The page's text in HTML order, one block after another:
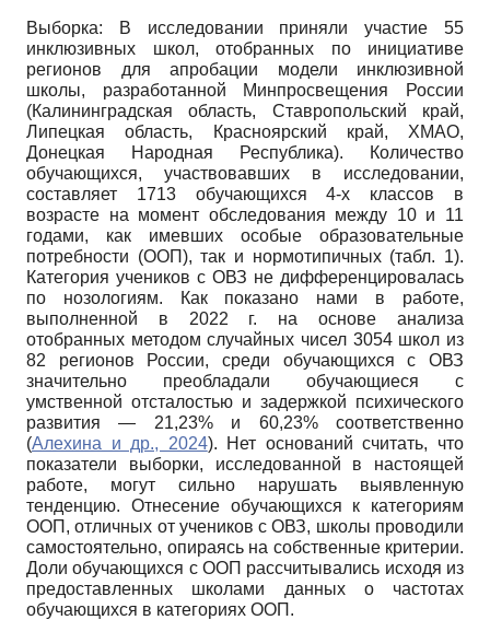
Выборка: В исследовании приняли участие 55
инклюзивных школ, отобранных по инициативе
регионов для апробации модели инклюзивной
школы, разработанной Минпросвещения России
(Калининградская область, Ставропольский край,
Липецкая область, Красноярский край, ХМАО,
Донецкая Народная Республика). Количество
обучающихся, участвовавших в исследовании,
составляет 1713 обучающихся 4-х классов в
возрасте на момент обследования между 10 и 11
годами, как имевших особые образовательные
потребности (ООП), так и нормотипичных (табл. 1).
Категория учеников с ОВЗ не дифференцировалась
по нозологиям. Как показано нами в работе,
выполненной в 2022 г. на основе анализа
отобранных методом случайных чисел 3054 школ из
82 регионов России, среди обучающихся с ОВЗ
значительно преобладали обучающиеся с
умственной отсталостью и задержкой психического
развития — 21,23% и 60,23% соответственно
(Алехина и др., 2024). Нет оснований считать, что
показатели выборки, исследованной в настоящей
работе, могут сильно нарушать выявленную
тенденцию. Отнесение обучающихся к категориям
ООП, отличных от учеников с ОВЗ, школы проводили
самостоятельно, опираясь на собственные критерии.
Доли обучающихся с ООП рассчитывались исходя из
предоставленных школами данных о частотах
обучающихся в категориях ООП.